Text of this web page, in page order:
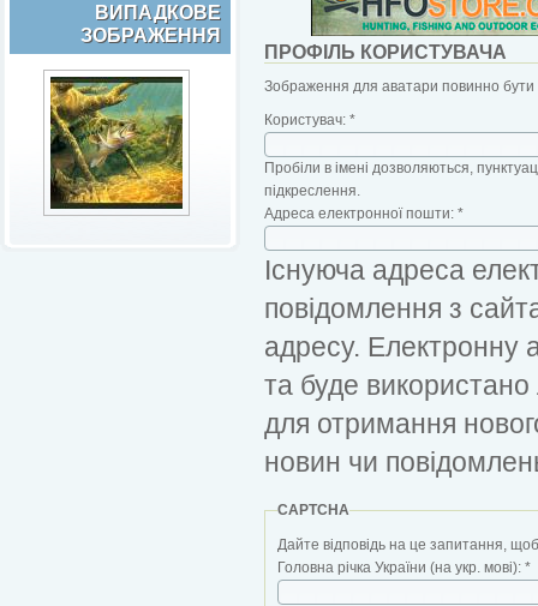
ВИПАДКОВЕ
ЗОБРАЖЕННЯ
ПРОФІЛЬ КОРИСТУВАЧА
Зображення для аватари повинно бути
Користувач: *
Пробіли в імені дозволяються,
підкреслення.
Адреса електронної пошти: *
Існуюча адреса
повідомлення з
адресу. Електронну
та буде
для отримання
новин чи
CAPTCHA
Дайте відповідь на це запитання,
Головна річка України (на укр. мові): *